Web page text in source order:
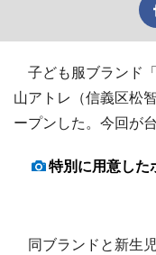
子ども服ブランド
山アトレ（信義区松
ープンした。今回が
特別に用意した
同ブランドと新生